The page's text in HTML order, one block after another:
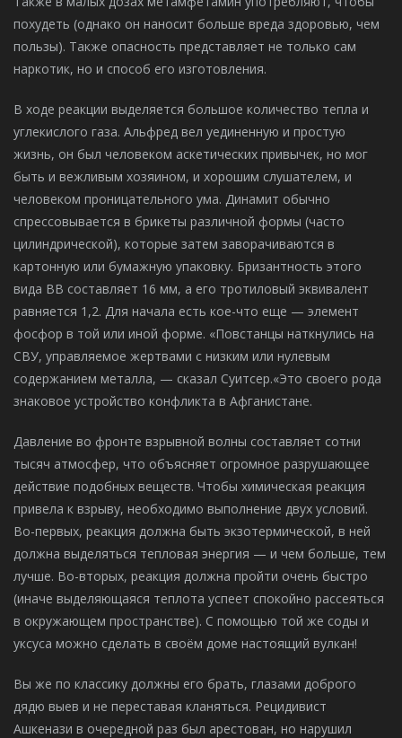
похудеть (однако он наносит больше вреда здоровью, чем
пользы). Также опасность представляет не только сам
наркотик, но и способ его изготовления.
В ходе реакции выделяется большое количество тепла и
углекислого газа. Альфред вел уединенную и простую
жизнь, он был человеком аскетических привычек, но мог
быть и вежливым хозяином, и хорошим слушателем, и
человеком проницательного ума. Динамит обычно
спрессовывается в брикеты различной формы (часто
цилиндрической), которые затем заворачиваются в
картонную или бумажную упаковку. Бризантность этого
вида ВВ составляет 16 мм, а его тротиловый эквивалент
равняется 1,2. Для начала есть кое-что еще — элемент
фосфор в той или иной форме. «Повстанцы наткнулись на
СВУ, управляемое жертвами с низким или нулевым
содержанием металла, — сказал Суитсер.«Это своего рода
знаковое устройство конфликта в Афганистане.
Давление во фронте взрывной волны составляет сотни
тысяч атмосфер, что объясняет огромное разрушающее
действие подобных веществ. Чтобы химическая реакция
привела к взрыву, необходимо выполнение двух условий.
Во-первых, реакция должна быть экзотермической, в ней
должна выделяться тепловая энергия — и чем больше, тем
лучше. Во-вторых, реакция должна пройти очень быстро
(иначе выделяющаяся теплота успеет спокойно рассеяться
в окружающем пространстве). С помощью той же соды и
уксуса можно сделать в своём доме настоящий вулкан!
Вы же по классику должны его брать, глазами доброго
дядю выев и не переставая кланяться. Рецидивист
Ашкенази в очередной раз был арестован, но нарушил